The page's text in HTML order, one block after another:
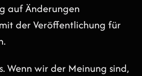
auf Änderungen
der Veröffentlichung für
Wenn wir der Meinung sind,